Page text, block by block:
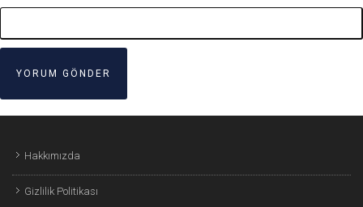
Hakkımızda
Gizlilik Politikası